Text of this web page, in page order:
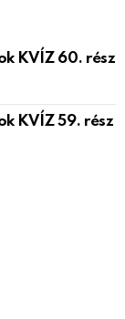
KVÍZ 60. rész
KVÍZ 59. rész